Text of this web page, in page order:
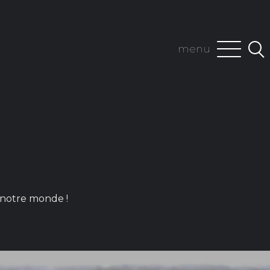
menu
monde !